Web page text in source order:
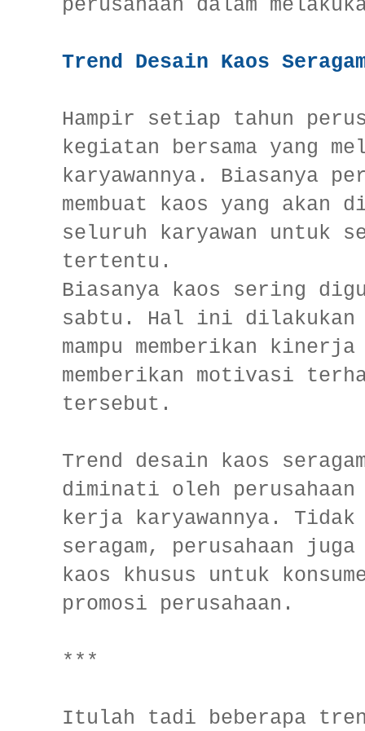
perusahaan dalam
Trend Desain Kaos
Hampir setiap tahun
kegiatan bersama yang
karyawannya. Biasanya
membuat kaos yang akan
seluruh karyawan untuk
tertentu.
Biasanya kaos sering
sabtu. Hal ini dilakukan
mampu memberikan
memberikan motivasi
tersebut.
Trend desain kaos
diminati oleh perusahaan
kerja karyawannya. Tidak
seragam, perusahaan juga
kaos khusus untuk
promosi perusahaan.
***
Itulah tadi beberapa